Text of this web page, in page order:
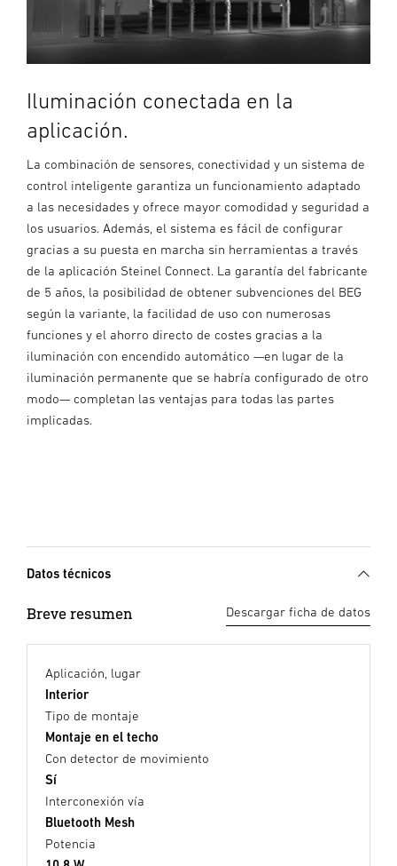
Iluminación conectada en la
aplicación.
La combinación de sensores, conectividad y un sistema de
control inteligente garantiza un funcionamiento adaptado
a las necesidades y ofrece mayor comodidad y seguridad a
los usuarios. Además, el sistema es fácil de configurar
gracias a su puesta en marcha sin herramientas a través
de la aplicación Steinel Connect. La garantía del fabricante
de 5 años, la posibilidad de obtener subvenciones del BEG
según la variante, la facilidad de uso con numerosas
funciones y el ahorro directo de costes gracias a la
iluminación con encendido automático —en lugar de la
iluminación permanente que se habría configurado de otro
modo— completan las ventajas para todas las partes
implicadas.
Datos técnicos
Breve resumen Descargar ficha de datos
Aplicación, lugar
Interior
Tipo de montaje
Montaje en el techo
Con detector de movimiento
Sí
Interconexión vía
Bluetooth Mesh
Potencia